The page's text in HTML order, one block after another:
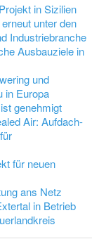
in Sizilien
unter den
Industriebranche
Ausbauziele in
und
in Europa
genehmigt
Air: Aufdach-
für neuen
ans Netz
in Betrieb